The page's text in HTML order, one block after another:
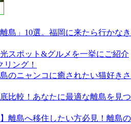
島」10選。福岡に来たら行かなき
スポット&グルメを一挙にご紹介
ング！
のニャンコに癒されたい猫好きさ
比較！あなたに最適な離島を見つ
離島へ移住したい方必見！離島の